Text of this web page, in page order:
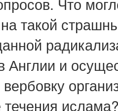
такой
Англии и
вербовку